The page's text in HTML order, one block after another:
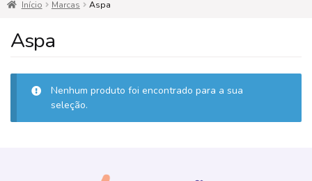
para
para
conteúdo
Início Marcas Aspa
Aspa
Nenhum produto foi encontrado para a sua
seleção.